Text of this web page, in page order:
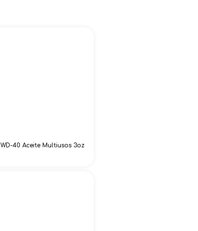
WD-40 Aceite Multiusos 3oz